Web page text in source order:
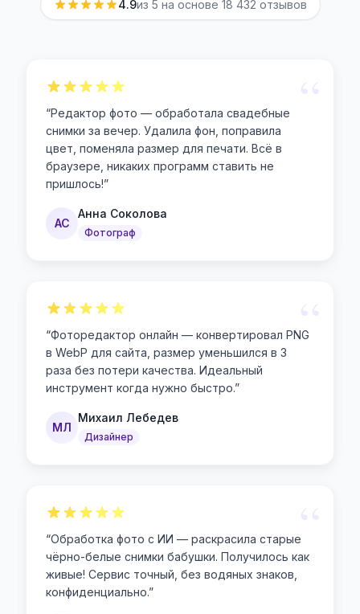
4.9из 5 на основе 18 432 отзывов
“Редактор фото — обработала свадебные
снимки за вечер. Удалила фон, поправила
цвет, поменяла размер для печати. Всё в
браузере, никаких программ ставить не
пришлось!”
АС
Анна Соколова
Фотограф
“
“Фоторедактор онлайн — конвертировал PNG
в WebP для сайта, размер уменьшился в 3
раза без потери качества. Идеальный
инструмент когда нужно быстро.”
МЛ
Михаил Лебедев
Дизайнер
“
“Обработка фото с ИИ — раскрасила старые
чёрно-белые снимки бабушки. Получилось как
живые! Сервис точный, без водяных знаков,
конфиденциально.”